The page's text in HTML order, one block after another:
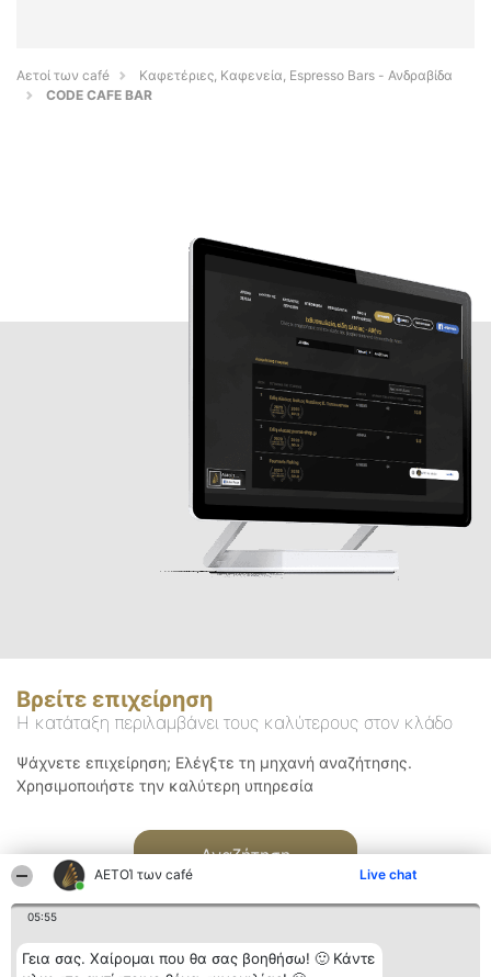
ΑΕΤΟΊ των café Live chat
05:55
Γεια σας. Χαίρομαι που θα σας βοηθήσω! 🙂 Κάντε
Αετοί των café
Καφετέριες, Καφενεία, Espresso Bars - Ανδραβίδα
CODE CAFE BAR
Βρείτε επιχείρηση
Η κατάταξη περιλαμβάνει τους καλύτερους στον κλάδο
Ψάχνετε επιχείρηση; Ελέγξτε τη μηχανή αναζήτησης.
Χρησιμοποιήστε την καλύτερη υπηρεσία
Αναζήτηση